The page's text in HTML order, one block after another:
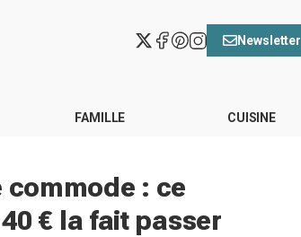
Newsletter
FAMILLE CUISINE
: ce
€ la fait passer